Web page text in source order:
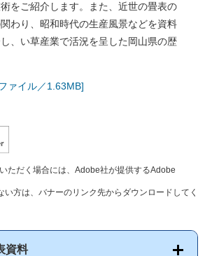
をご紹介します。また、近世の畳表の
わり、昭和時代の生産風景などを資料
、い草産業で活況を呈した岡山県の歴
ァイル／1.63MB]
ただく場合には、Adobe社が提供するAdobe
方は、バナーのリンク先からダウンロードしてく
資料